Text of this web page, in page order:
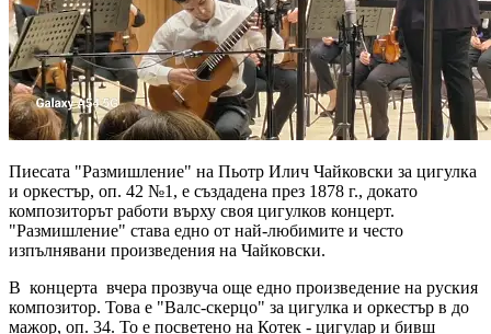
Пиесата "Размишление" на Пьотр Илич Чайковски за цигулка
и оркестър, оп. 42 №1, е създадена през 1878 г., докато
композиторът работи върху своя цигулков концерт.
"Размишление" става едно от най-любимите и често
изпълнявани произведения на Чайковски.
В концерта вчера прозвуча още едно произведение на руския
композитор. Това е "Валс-скерцо" за цигулка и оркестър в до
мажор, оп. 34. То е посветено на Котек - цигулар и бивш